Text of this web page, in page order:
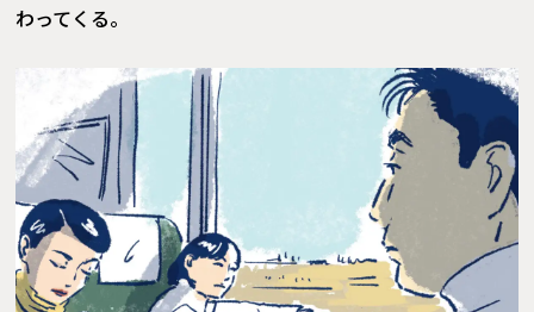
わってくる。